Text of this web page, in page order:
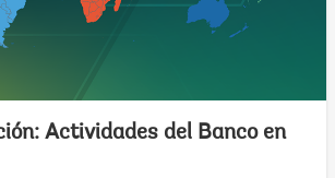
Actividades del Banco en